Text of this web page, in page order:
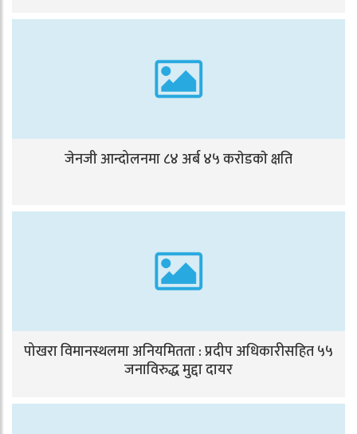
जेनजी आन्दोलनमा ८४ अर्ब ४५ कराेडकाे क्षति
पोखरा विमानस्थलमा अनियमितता : प्रदीप अधिकारीसहित ५५
जनाविरुद्ध मुद्दा दायर